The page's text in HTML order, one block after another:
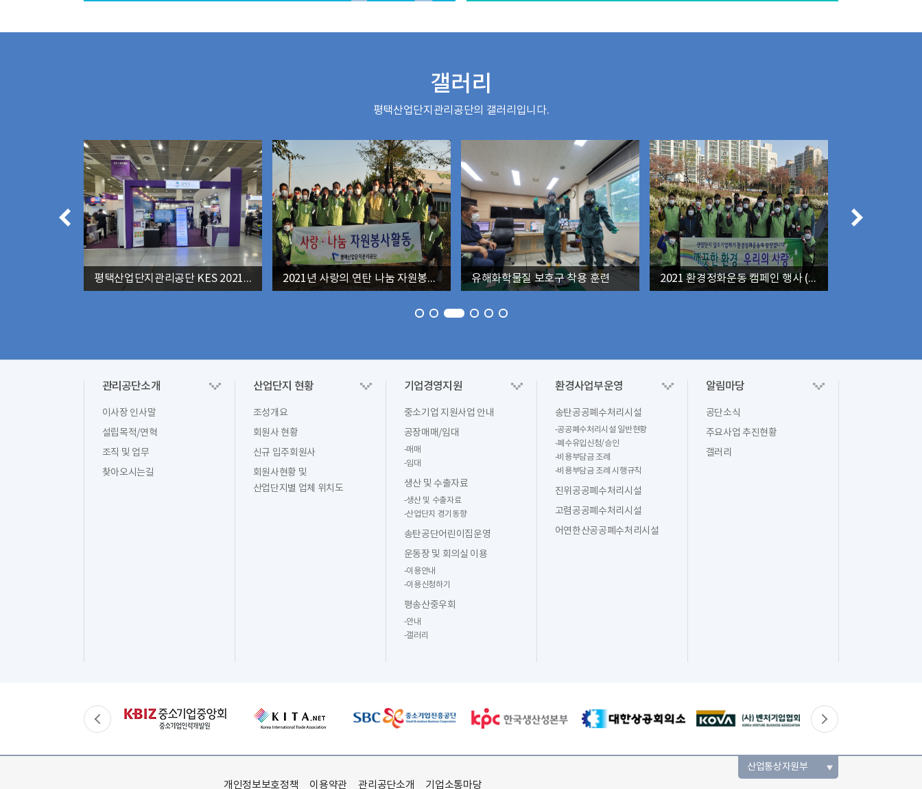
갤러리
평택산업단지관리공단의 갤러리입니다.
평택산업단지관리공단 KES 2021 (한국전자전) 참여 2021년 사랑의 연탄 나눔 자원봉사 활동 유해화학물질 보호구 착용 훈련 2021 환경정화운동 캠페인 행사 (2021. 4. 09)
관리공단소개
이사장 인사말
설립목적/연혁
조직 및 업무
찾아오시는길
산업단지 현황
조성개요
회원사 현황
신규 입주회원사
회원사현황 및
산업단지별 업체 위치도
기업경영지원
중소기업 지원사업 안내
공장매매/임대
-매매
-임대
생산 및 수출자료
-생산 및 수출자료
-산업단지 경기동향
송탄공단어린이집운영
운동장 및 회의실 이용
-이용안내
-이용신청하기
평송산중우회
-안내
-갤러리
환경사업부운영
송탄공공폐수처리시설
-공공폐수처리시설 일반현황
-폐수유입신청/승인
-비용부담금 조례
-비용부담금 조례 시행규칙
진위공공폐수처리시설
고렴공공폐수처리시설
어연한산공공폐수처리시설
알림마당
공단소식
주요사업 추진현황
갤러리
산업통상자원부
개인정보보호정책 이용약관 관리공단소개 기업소통마당